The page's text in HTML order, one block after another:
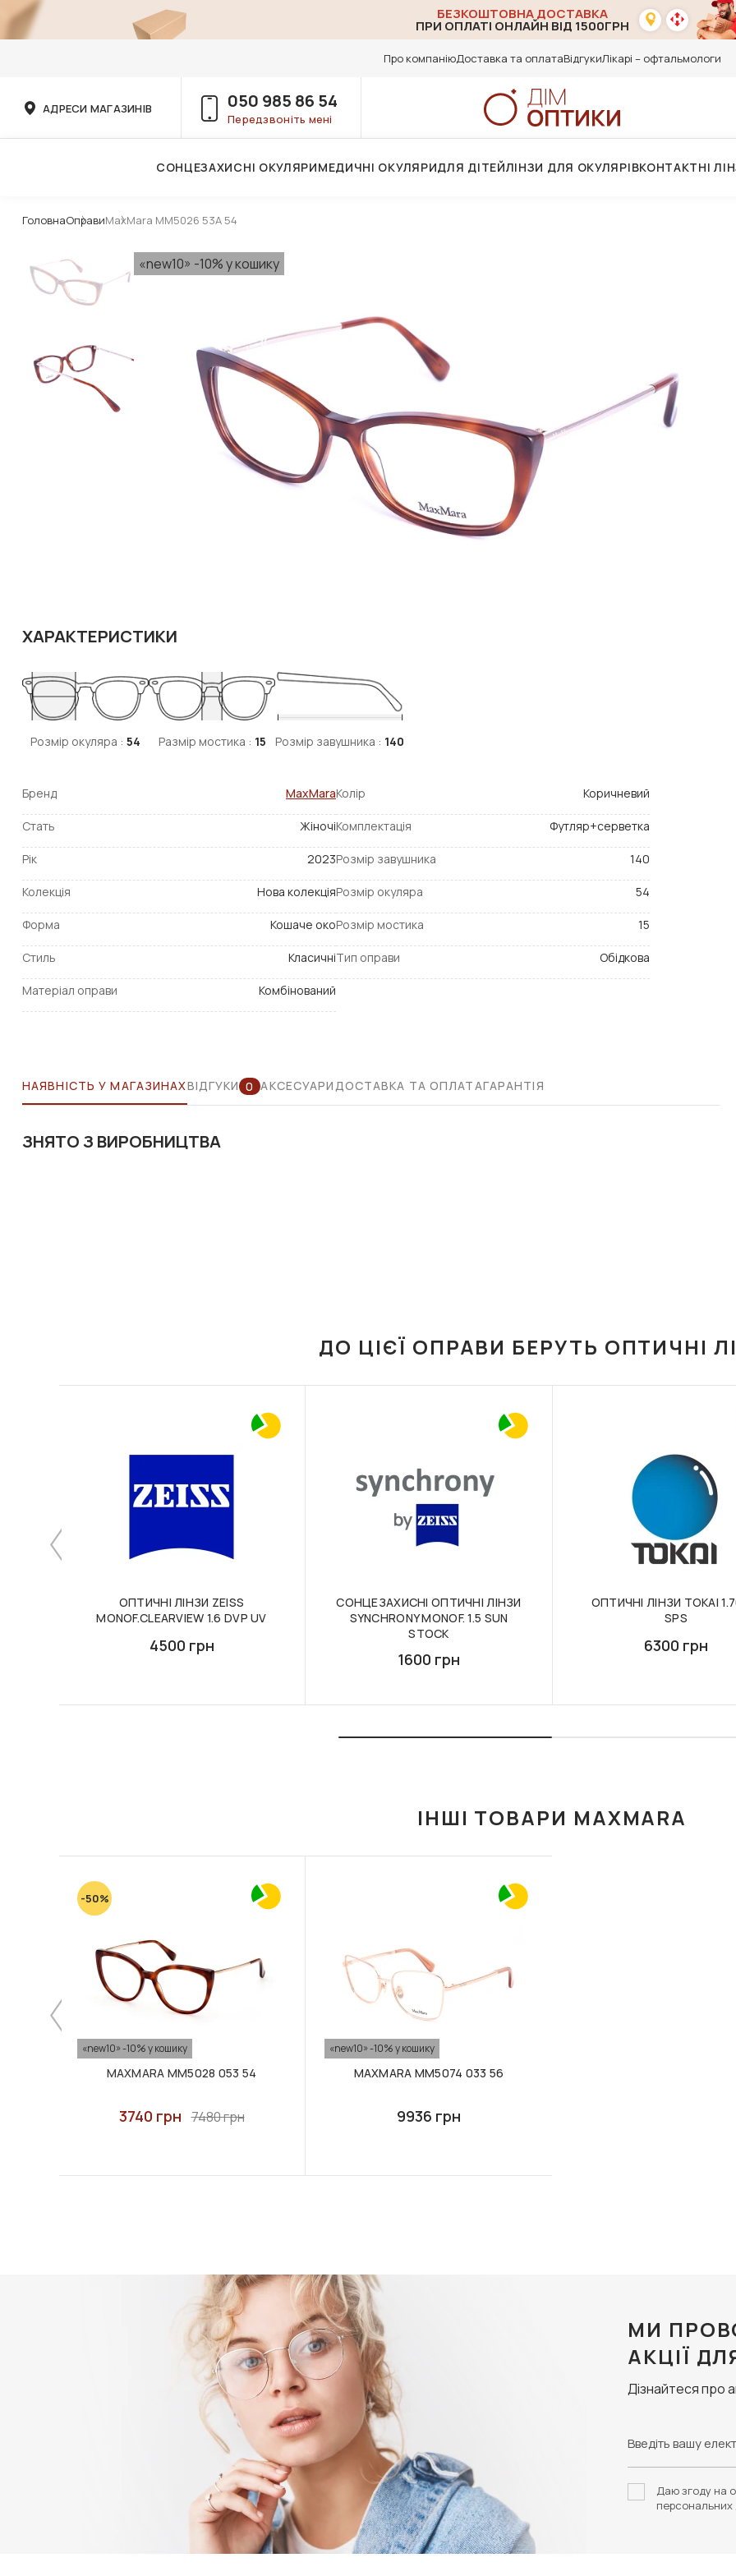
БЕЗКОШТОВНА ДОСТАВКА
ПРИ ОПЛАТІ ОНЛАЙН ВІД 1500ГРН
Про компаніюДоставка та оплатаВідгукиЛікарі – офтальмологи
АДРЕСИ МАГАЗИНІВ 050 985 86 54
Передзвоніть мені
СОНЦЕЗАХИСНІ ОКУЛЯРИМЕДИЧНІ ОКУЛЯРИДЛЯ ДІТЕЙЛІНЗИ ДЛЯ ОКУЛЯРІВКОНТАКТНІ
ГоловнаОправиMaxMara MM5026 53A 54
«new10» -10% у кошику
ХАРАКТЕРИСТИКИ
Розмір окуляра : 54 Размір мостика : 15 Розмір завушника : 140
Бренд MaxMara
Стать Жіночі
Рік 2023
Колекція Нова колекція
Форма Кошаче око
Стиль Класичні
Матеріал оправи Комбінований
Колір Коричневий
Комплектація Футляр+серветка
Розмір завушника 140
Розмір окуляра 54
Розмір мостика 15
Тип оправи Обідкова
НАЯВНІСТЬ У МАГАЗИНАХВІДГУКИ 0 АКСЕСУАРИДОСТАВКА ТА ОПЛАТАГАРАНТІЯ
ЗНЯТО З ВИРОБНИЦТВА
ДО ЦІЄЇ ОПРАВИ БЕРУТЬ ОПТИЧНІ
ОПТИЧНІ ЛІНЗИ ZEISS
MONOF.CLEARVIEW 1.6 DVP UV
4500 грн
СОНЦЕЗАХИСНІ ОПТИЧНІ ЛІНЗИ
SYNCHRONY MONOF. 1.5 SUN
STOCK
1600 грн
ОПТИЧНІ ЛІНЗИ TOKAI
SPS
6300 грн
ІНШІ ТОВАРИ MAXMARA
-50%
«new10» -10% у кошику
MAXMARA MM5028 053 54
3740 грн 7480 грн
«new10» -10% у кошику
MAXMARA MM5074 033 56
9936 грн
МИ
АКЦІЇ
Дізнайтеся про
Даю згоду на